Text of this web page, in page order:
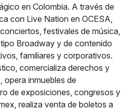
en Colombia. A través de
con Live Nation en OCESA,
festivales de música,
Broadway y de contenido
familiares y corporativos.
comercializa derechos y
opera inmuebles de
de exposiciones, congresos y
realiza venta de boletos a